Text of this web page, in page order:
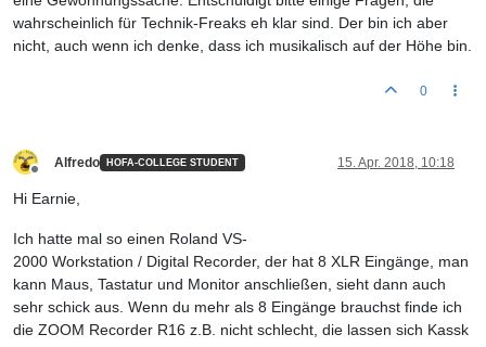
wahrscheinlich für Technik-Freaks eh klar sind. Der bin ich aber
nicht, auch wenn ich denke, dass ich musikalisch auf der Höhe bin.
0
Alfredo HOFA-COLLEGE STUDENT 15. Apr. 2018, 10:18
Hi Earnie,
Ich hatte mal so einen Roland VS-
2000 Workstation / Digital Recorder, der hat 8 XLR Eingänge, man
kann Maus, Tastatur und Monitor anschließen, sieht dann auch
sehr schick aus. Wenn du mehr als 8 Eingänge brauchst finde ich
die ZOOM Recorder R16 z.B. nicht schlecht, die lassen sich Kassk